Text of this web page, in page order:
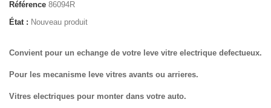
Référence 86094R
État : Nouveau produit
Convient pour un echange de votre leve vitre electrique defectueux.
Pour les mecanisme leve vitres avants ou arrieres.
Vitres electriques pour monter dans votre auto.